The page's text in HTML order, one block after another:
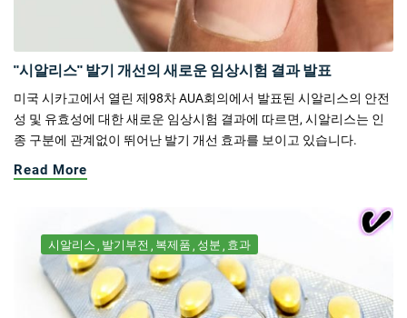
"시알리스" 발기 개선의 새로운 임상시험 결과 발표
미국 시카고에서 열린 제98차 AUA회의에서 발표된 시알리스의 안전
성 및 유효성에 대한 새로운 임상시험 결과에 따르면, 시알리스는 인
종 구분에 관계없이 뛰어난 발기 개선 효과를 보이고 있습니다.
Read More
시알리스 발기부전 복제품 성분 효과